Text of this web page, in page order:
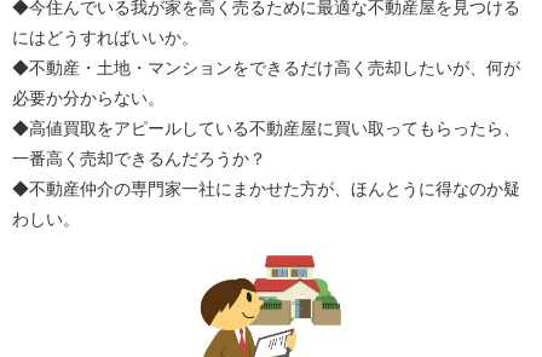
◆今住んでいる我が家を高く売るために最適な不動産屋を見つける
にはどうすればいいか。
◆不動産・土地・マンションをできるだけ高く売却したいが、何が
必要か分からない。
◆高値買取をアピールしている不動産屋に買い取ってもらったら、
一番高く売却できるんだろうか？
◆不動産仲介の専門家一社にまかせた方が、ほんとうに得なのか疑
わしい。